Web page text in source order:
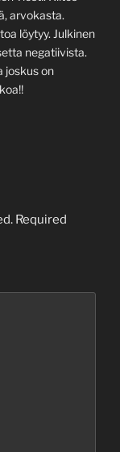
arvokasta.
löytyy. Julkinen
negatiivista.
joskus on
Required